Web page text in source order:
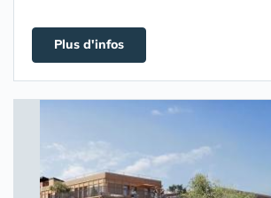
Plus d'infos